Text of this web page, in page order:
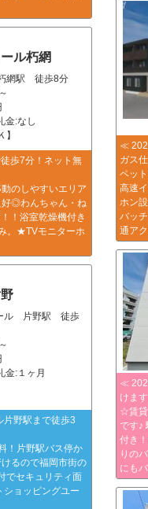
≪
ガス
ペッ
高速
ホン
バッ
通ア
ル朽網
網駅 徒歩8分
金:なし
歩7分！ネット無
のしやすいエリア
◎わんちゃん・ね
！浴室乾燥機付き
。★TVモニターホ
≪
けま
☆賃貸
です♪
付き
りの
にも
ル 片野駅 徒歩
金:１ヶ月
野駅まで徒歩3
！片野駅バス停か
るので福岡市街の
でセキュリティ面
ショッピングユー